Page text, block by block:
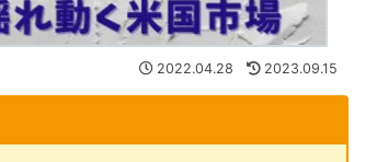
2022.04.28 2023.09.15